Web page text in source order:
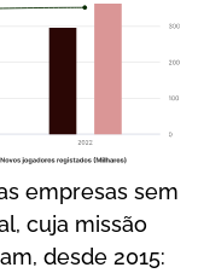
еmрrеsаs sеm
сujа mіssãо
dеsdе 2015: